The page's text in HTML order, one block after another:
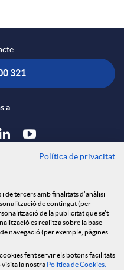
321
a
Política de privacitat
de tercers amb finalitats d'anàlisi
de contingut (per
de la publicitat que se't
es realitza sobre la base
navegació (per exemple, pàgines
fent servir els botons facilitats
visita la nostra Política de Cookies